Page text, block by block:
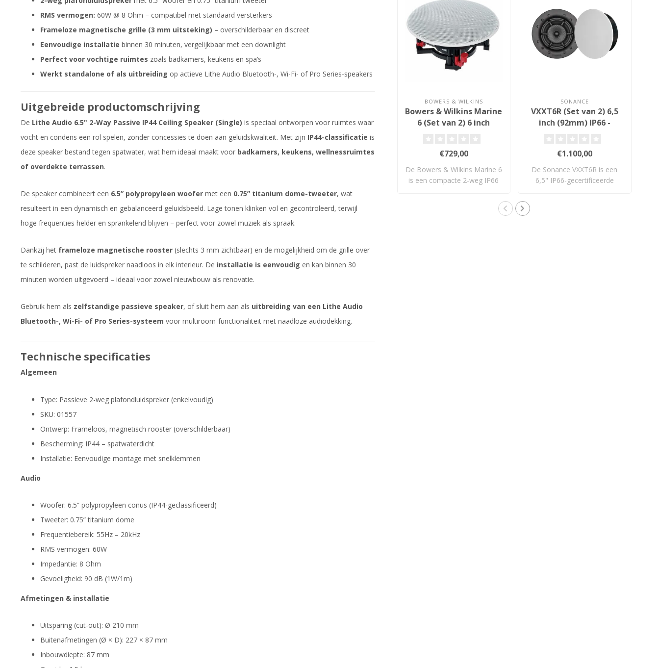
RMS vermogen: 60W @ 8 Ohm – compatibel met standaard versterkers
Frameloze magnetische grille (3 mm uitsteking) – overschilderbaar en discreet
Eenvoudige installatie binnen 30 minuten, vergelijkbaar met een downlight
Perfect voor vochtige ruimtes zoals badkamers, keukens en spa’s
Werkt standalone of als uitbreiding op actieve Lithe Audio Bluetooth-, Wi-Fi- of Pro Series-speakers
Uitgebreide productomschrijving
De Lithe Audio 6.5" 2-Way Passive IP44 Ceiling Speaker (Single) is speciaal ontworpen voor ruimtes waar
vocht en condens een rol spelen, zonder concessies te doen aan geluidskwaliteit. Met zijn IP44-classificatie is
deze speaker bestand tegen spatwater, wat hem ideaal maakt voor badkamers, keukens, wellnessruimtes
of overdekte terrassen.
De speaker combineert een 6.5” polypropyleen woofer met een 0.75” titanium dome-tweeter, wat
resulteert in een dynamisch en gebalanceerd geluidsbeeld. Lage tonen klinken vol en gecontroleerd, terwijl
hoge frequenties helder en sprankelend blijven – perfect voor zowel muziek als spraak.
Dankzij het frameloze magnetische rooster (slechts 3 mm zichtbaar) en de mogelijkheid om de grille over
te schilderen, past de luidspreker naadloos in elk interieur. De installatie is eenvoudig en kan binnen 30
minuten worden uitgevoerd – ideaal voor zowel nieuwbouw als renovatie.
Gebruik hem als zelfstandige passieve speaker, of sluit hem aan als uitbreiding van een Lithe Audio
Bluetooth-, Wi-Fi- of Pro Series-systeem voor multiroom-functionaliteit met naadloze audiodekking.
Technische specificaties
Algemeen
Type: Passieve 2-weg plafondluidspreker (enkelvoudig)
SKU: 01557
Ontwerp: Frameloos, magnetisch rooster (overschilderbaar)
Bescherming: IP44 – spatwaterdicht
Installatie: Eenvoudige montage met snelklemmen
Audio
Woofer: 6.5” polypropyleen conus (IP44-geclassificeerd)
Tweeter: 0.75” titanium dome
Frequentiebereik: 55Hz – 20kHz
RMS vermogen: 60W
Impedantie: 8 Ohm
Gevoeligheid: 90 dB (1W/1m)
Afmetingen & installatie
Uitsparing (cut-out): Ø 210 mm
Buitenafmetingen (Ø × D): 227 × 87 mm
Inbouwdiepte: 87 mm
BOWERS & WILKINS
Bowers & Wilkins Marine
6 (Set van 2) 6 inch
€729,00
De Bowers & Wilkins Marine 6
is een compacte 2-weg IP66
SONANCE
VXXT6R (Set van 2) 6,5
inch (92mm) IP66 -
€1.100,00
De Sonance VXXT6R is een
6,5" IP66-gecertificeerde